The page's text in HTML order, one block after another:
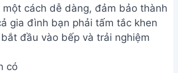
một cách dễ dàng, đảm bảo thành
gia đình bạn phải tấm tắc khen
đầu vào bếp và trải nghiệm
có